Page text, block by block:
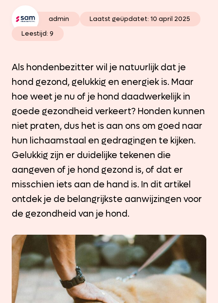
admin Laatst geüpdatet: 10 april 2025
Leestijd: 9
Als hondenbezitter wil je natuurlijk dat je
hond gezond, gelukkig en energiek is. Maar
hoe weet je nu of je hond daadwerkelijk in
goede gezondheid verkeert? Honden kunnen
niet praten, dus het is aan ons om goed naar
hun lichaamstaal en gedragingen te kijken.
Gelukkig zijn er duidelijke tekenen die
aangeven of je hond gezond is, of dat er
misschien iets aan de hand is. In dit artikel
ontdek je de belangrijkste aanwijzingen voor
de gezondheid van je hond.